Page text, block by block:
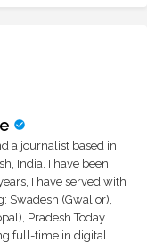
a journalist based in
India. I have been
I have served with
Swadesh (Gwalior),
Pradesh Today
full-time in digital